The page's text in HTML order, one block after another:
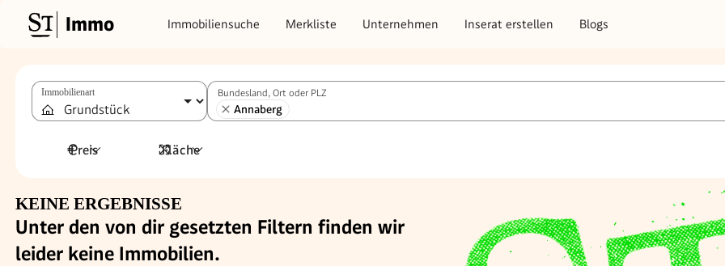
Immo Immobiliensuche Merkliste Unternehmen Inserat erstellen Blogs
Immobilienart Bundesland, Ort oder PLZ
Annaberg
Preis Fläche
KEINE ERGEBNISSE
Unter den von dir gesetzten Filtern finden wir
leider keine Immobilien.